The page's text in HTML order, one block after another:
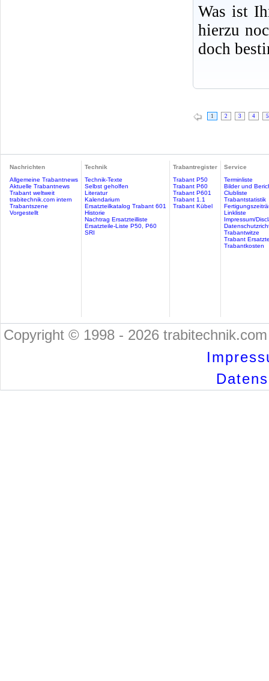
Was ist
hierzu
doch
1 2 3 4 5
Nachrichten
Allgemeine Trabantnews
Aktuelle Trabantnews
Trabant weltweit
trabitechnik.com intern
Trabantszene
Vorgestellt
Technik
Technik-Texte
Selbst geholfen
Literatur
Kalendarium
Ersatzteilkatalog Trabant 601
Historie
Nachtrag Ersatzteilliste
Ersatzteile-Liste P50, P60
SRI
Trabantregister
Trabant P50
Trabant P60
Trabant P601
Trabant 1.1
Trabant Kübel
Service
Terminliste
Bilder und
Clubliste
Trabantstatistik
Linkliste
Impressum/
Trabantwitze
Trabant
Trabantkosten
Copyright © 1998 - 2026